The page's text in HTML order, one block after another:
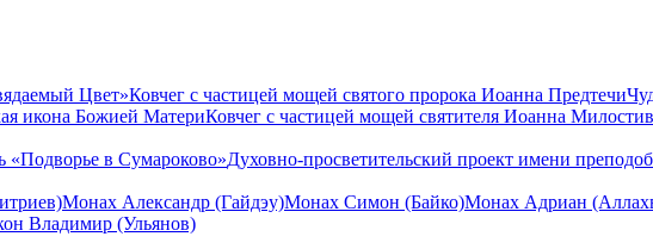
Цвет»Ковчег с частицей мощей святого пророка Иоанна Предтечи
икона Божией МатериКовчег с частицей мощей святителя Иоанна
«Подворье в Сумароково»Духовно-просветительский проект имени
Монах Александр (Гайдэу)Монах Симон (Байко)Монах Адриан
Владимир (Ульянов)